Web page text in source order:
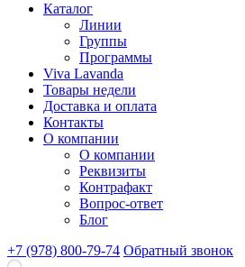
Каталог
Линии
Группы
Программы
Viva Lavanda
Товары недели
Доставка и оплата
Контакты
О компании
О компании
Реквизиты
Контрафакт
Вопрос-ответ
Блог
+7 (978) 800-79-74 Обратный звонок